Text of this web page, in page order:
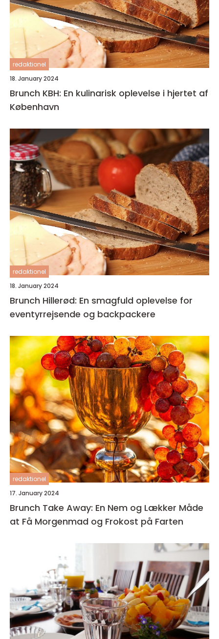
redaktionel
18. January 2024
Brunch KBH: En kulinarisk oplevelse i hjertet af
København
redaktionel
18. January 2024
Brunch Hillerød: En smagfuld oplevelse for
eventyrrejsende og backpackere
redaktionel
17. January 2024
Brunch Take Away: En Nem og Lækker Måde
at Få Morgenmad og Frokost på Farten